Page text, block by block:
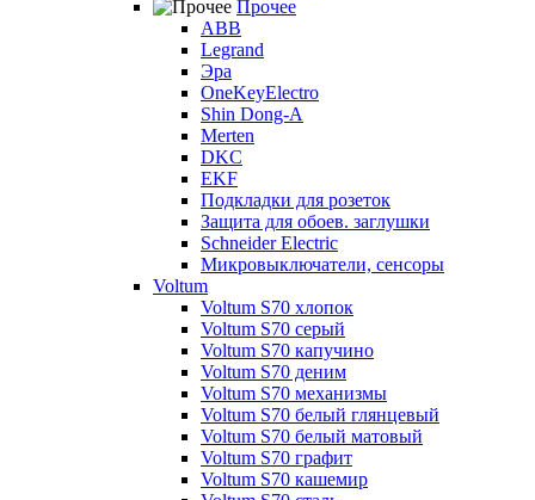
Прочее
ABB
Legrand
Эра
OneKeyElectro
Shin Dong-A
Merten
DKC
EKF
Подкладки для розеток
Защита для обоев. заглушки
Schneider Electric
Микровыключатели, сенсоры
Voltum
Voltum S70 хлопок
Voltum S70 серый
Voltum S70 капучино
Voltum S70 деним
Voltum S70 механизмы
Voltum S70 белый глянцевый
Voltum S70 белый матовый
Voltum S70 графит
Voltum S70 кашемир